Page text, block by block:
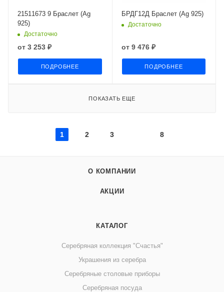
21511673 9 Браслет (Ag
925)
Достаточно
от 3 253 ₽
ПОДРОБНЕЕ
БРДГ12Д Браслет (Ag 925)
Достаточно
от 9 476 ₽
ПОДРОБНЕЕ
ПОКАЗАТЬ ЕЩЕ
1 2 3 8
О КОМПАНИИ
АКЦИИ
КАТАЛОГ
Серебряная коллекция "Счастья"
Украшения из серебра
Серебряные столовые приборы
Серебряная посуда